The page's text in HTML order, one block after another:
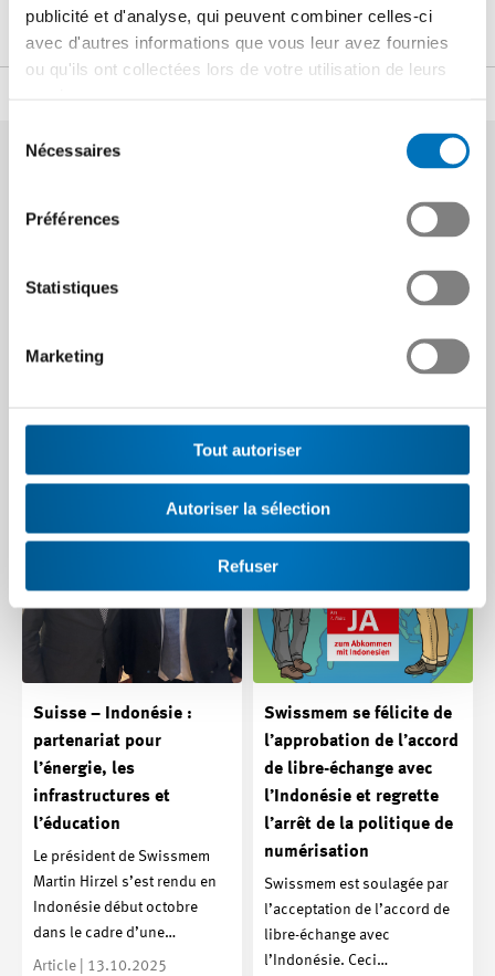
publicité et d'analyse, qui peuvent combiner celles-ci
avec d'autres informations que vous leur avez fournies
ou qu'ils ont collectées lors de votre utilisation de leurs
Nécessaires
Préférences
Statistiques
Marketing
Tout autoriser
Autoriser la sélection
Refuser
@swissmem.ch
Suisse – Indonésie :
partenariat pour
l’énergie, les
infrastructures et
l’éducation
Le président de Swissmem
Martin Hirzel s’est rendu en
Indonésie début octobre
dans le cadre d’une…
Article | 13.10.2025
Swissmem se félicite de
l’approbation de l’accord
de libre-échange avec
l’Indonésie et regrette
l’arrêt de la politique de
numérisation
Swissmem est soulagée par
l’acceptation de l’accord de
libre-échange avec
l’Indonésie. Ceci…